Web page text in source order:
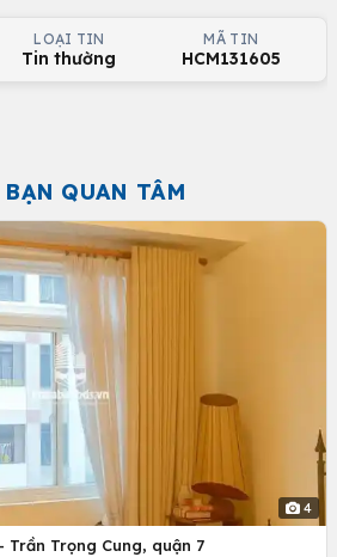
LOẠI TIN
Tin thường
MÃ TIN
HCM131605
QUAN TÂM
4
Trần Trọng Cung, quận 7